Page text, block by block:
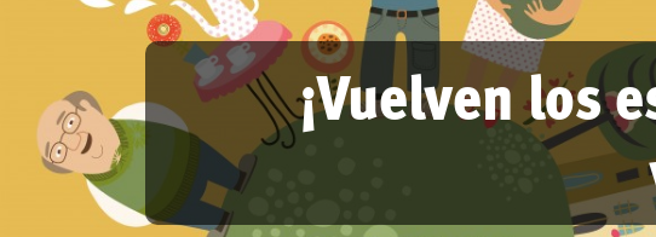
¡Vuelven los